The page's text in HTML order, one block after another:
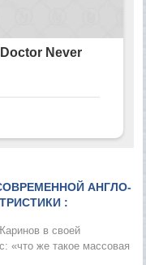
АНГЛО-
:
в своей
«что же такое массовая